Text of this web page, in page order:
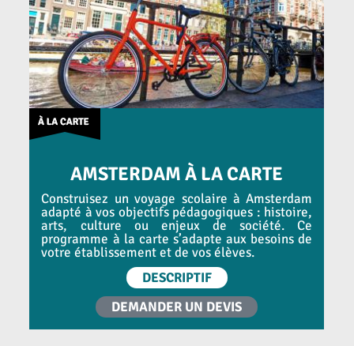
AMSTERDAM À LA CARTE
Construisez un voyage scolaire à Amsterdam
adapté à vos objectifs pédagogiques : histoire,
arts, culture ou enjeux de société. Ce
programme à la carte s’adapte aux besoins de
votre établissement et de vos élèves.
DESCRIPTIF
DEMANDER UN DEVIS